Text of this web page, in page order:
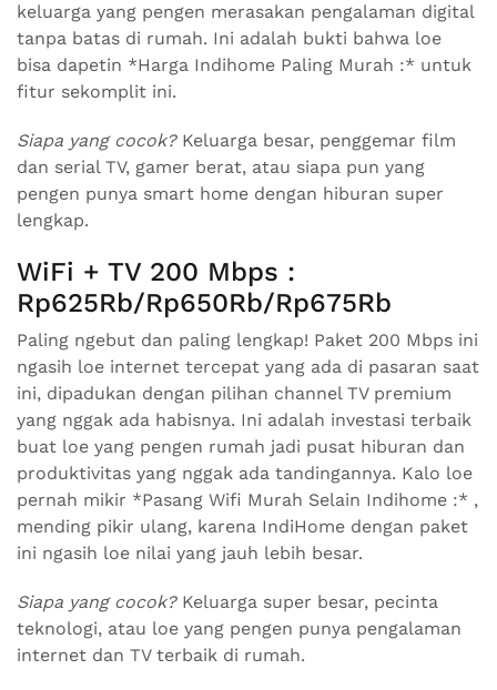
keluarga yang pengen merasakan pengalaman digital
tanpa batas di rumah. Ini adalah bukti bahwa loe
bisa dapetin *Harga Indihome Paling Murah :* untuk
fitur sekomplit ini.
Siapa yang cocok?Keluarga besar, penggemar film
dan serial TV, gamer berat, atau siapa pun yang
pengen punya smart home dengan hiburan super
lengkap.
WiFi + TV 200 Mbps :
Rp625Rb/Rp650Rb/Rp675Rb
Paling ngebut dan paling lengkap! Paket 200 Mbps ini
ngasih loe internet tercepat yang ada di pasaran saat
ini, dipadukan dengan pilihan channel TV premium
yang nggak ada habisnya. Ini adalah investasi terbaik
buat loe yang pengen rumah jadi pusat hiburan dan
produktivitas yang nggak ada tandingannya. Kalo loe
pernah mikir *Pasang Wifi Murah Selain Indihome :* ,
mending pikir ulang, karena IndiHome dengan paket
ini ngasih loe nilai yang jauh lebih besar.
Siapa yang cocok?Keluarga super besar, pecinta
teknologi, atau loe yang pengen punya pengalaman
internet dan TV terbaik di rumah.